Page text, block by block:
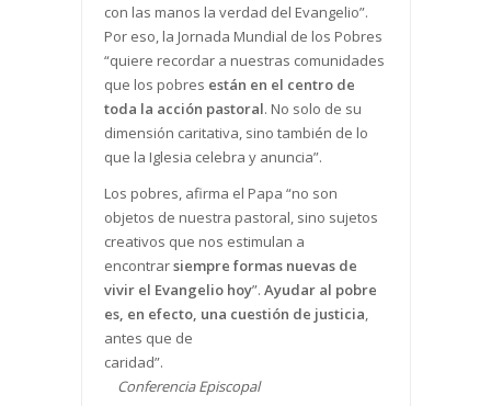
con las manos la verdad del Evangelio”.
Por eso, la Jornada Mundial de los Pobres
“quiere recordar a nuestras comunidades
que los pobres están en el centro de
toda la acción pastoral. No solo de su
dimensión caritativa, sino también de lo
que la Iglesia celebra y anuncia”.
Los pobres, afirma el Papa “no son
objetos de nuestra pastoral, sino sujetos
creativos que nos estimulan a
encontrarsiempre formas nuevas de
vivir el Evangelio hoy”. Ayudar al pobre
es, en efecto, una cuestión de justicia
antes que de
caridad”.
Conferencia Episcopal